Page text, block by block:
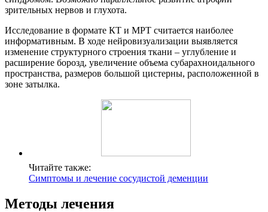
зрительных нервов и глухота.
Исследование в формате КТ и МРТ считается наиболее
информативным. В ходе нейровизуализации выявляется
изменение структурного строения ткани – углубление и
расширение борозд, увеличение объема субарахноидального
пространства, размеров большой цистерны, расположенной в
зоне затылка.
Читайте также:
Симптомы и лечение сосудистой деменции
Методы лечения